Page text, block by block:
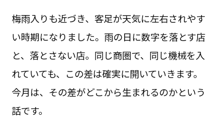
梅雨入りも近づき、客足が天気に左右されやす
い時期になりました。雨の日に数字を落とす店
と、落とさない店。同じ商圏で、同じ機械を入
れていても、この差は確実に開いていきます。
今月は、その差がどこから生まれるのかという
話です。